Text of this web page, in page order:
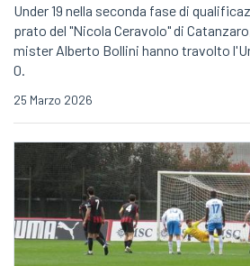
Under 19 nella seconda fase di
prato del "Nicola Ceravolo" di
mister Alberto Bollini hanno travolto
0.
25 Marzo 2026